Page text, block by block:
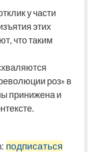
у части
этих
что таким
роз» в
принижена и
подписаться